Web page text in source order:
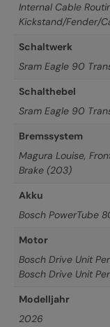
Internal Cable
Kickstand/Fender/
Schaltwerk
Sram Eagle 90
Schalthebel
Sram Eagle 90
Bremssystem
Magura Louise,
Brake (203)
Akku
Bosch PowerTube
Motor
Bosch Drive Unit
Bosch Drive Unit
Modelljahr
2026